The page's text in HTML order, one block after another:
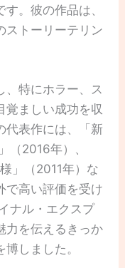
。彼の作品は、
ストーリーテリン
、特にホラー、ス
覚ましい成功を収
代表作には、「新
（2016年）、
」（2011年）な
で高い評価を受け
ナル・エクスプ
力を伝えるきっか
しました。